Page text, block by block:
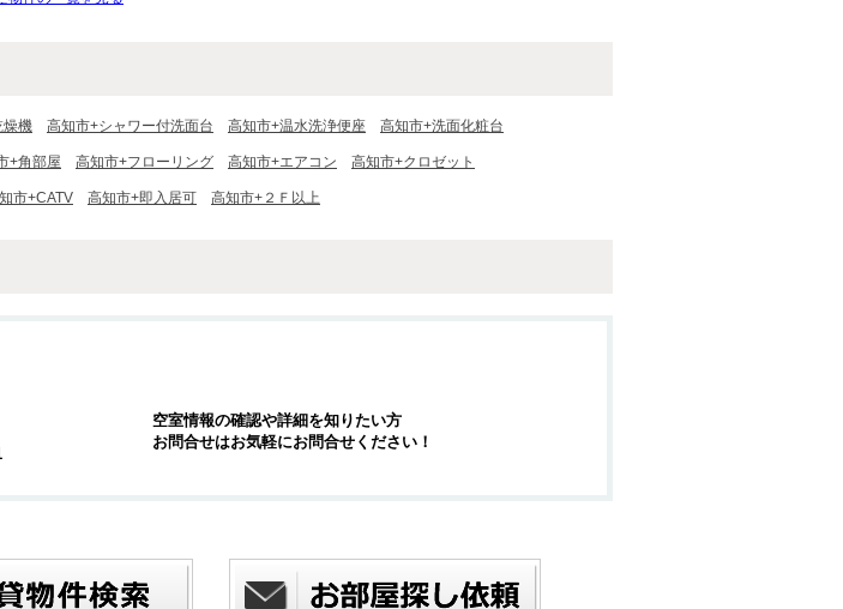
燥機 高知市+シャワー付洗面台 高知市+温水洗浄便座 高知市+洗面化粧台
+角部屋 高知市+フローリング 高知市+エアコン 高知市+クロゼット
市+CATV 高知市+即入居可 高知市+２Ｆ以上
空室情報の確認や詳細を知りたい方
お問合せはお気軽にお問合せください！